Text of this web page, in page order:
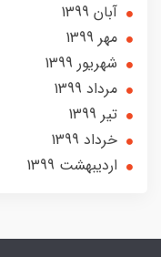
آبان 1399
مهر 1399
شهریور 1399
مرداد 1399
تير 1399
خرداد 1399
ارديبهشت 1399